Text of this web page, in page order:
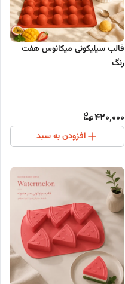
قالب سیلیکونی میکانوس هفت
رنگ
420,000
افزودن به سبد